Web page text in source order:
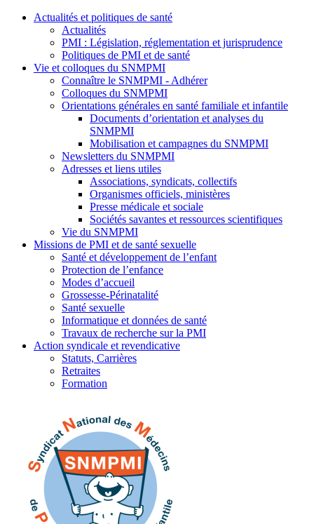
Actualités et politiques de santé
Actualités
PMI : Législation, réglementation et jurisprudence
Politiques de PMI et de santé
Vie et colloques du SNMPMI
Connaître le SNMPMI - Adhérer
Colloques du SNMPMI
Orientations générales en santé familiale et infantile
Documents d’orientation et analyses du
SNMPMI
Mobilisation et campagnes du SNMPMI
Newsletters du SNMPMI
Adresses et liens utiles
Associations, syndicats, collectifs
Organismes officiels, ministères
Presse médicale et sociale
Sociétés savantes et ressources scientifiques
Vie du SNMPMI
Missions de PMI et de santé sexuelle
Santé et développement de l’enfant
Protection de l’enfance
Modes d’accueil
Grossesse-Périnatalité
Santé sexuelle
Informatique et données de santé
Travaux de recherche sur la PMI
Action syndicale et revendicative
Statuts, Carrières
Retraites
Formation